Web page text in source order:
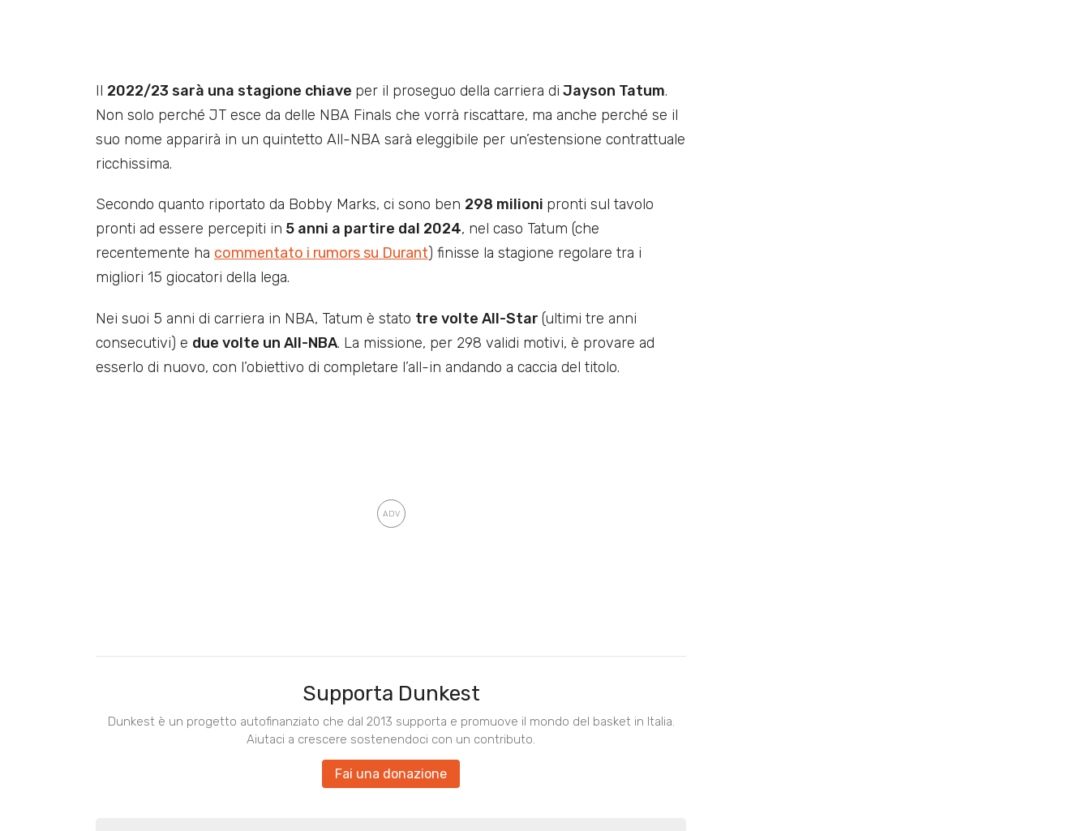
Il 2022/23 sarà una stagione chiave per il proseguo della carriera di Jayson Tatum.
Non solo perché JT esce da delle NBA Finals che vorrà riscattare, ma anche perché se il
suo nome apparirà in un quintetto All-NBA sarà eleggibile per un’estensione contrattuale
ricchissima.
Secondo quanto riportato da Bobby Marks, ci sono ben 298 milioni pronti sul tavolo
pronti ad essere percepiti in 5 anni a partire dal 2024, nel caso Tatum (che
recentemente ha commentato i rumors su Durant) finisse la stagione regolare tra i
migliori 15 giocatori della lega.
Nei suoi 5 anni di carriera in NBA, Tatum è stato tre volte All-Star (ultimi tre anni
consecutivi) e due volte un All-NBA. La missione, per 298 validi motivi, è provare ad
esserlo di nuovo, con l’obiettivo di completare l’all-in andando a caccia del titolo.
Supporta Dunkest
Dunkest è un progetto autofinanziato che dal 2013 supporta e promuove il mondo del basket in Italia.
Aiutaci a crescere sostenendoci con un contributo.
Fai una donazione